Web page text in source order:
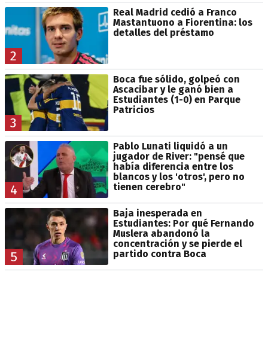
2
Real Madrid cedió a Franco
Mastantuono a Fiorentina: los
detalles del préstamo
3
Boca fue sólido, golpeó con
Ascacibar y le ganó bien a
Estudiantes (1-0) en Parque
Patricios
4
Pablo Lunati liquidó a un
jugador de River: "pensé que
había diferencia entre los
blancos y los 'otros', pero no
tienen cerebro"
5
Baja inesperada en
Estudiantes: Por qué Fernando
Muslera abandonó la
concentración y se pierde el
partido contra Boca